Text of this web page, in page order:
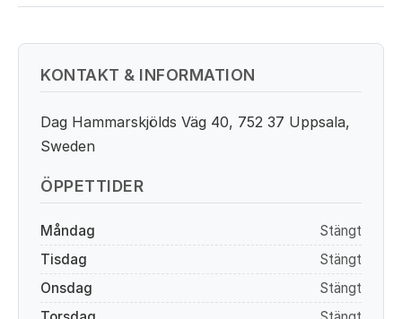
KONTAKT & INFORMATION
Dag Hammarskjölds Väg 40, 752 37 Uppsala,
Sweden
ÖPPETTIDER
Måndag
Stängt
Tisdag
Stängt
Onsdag
Stängt